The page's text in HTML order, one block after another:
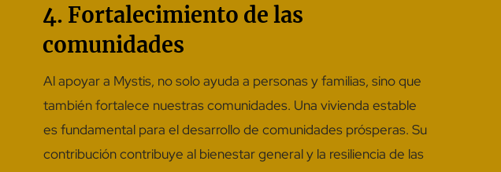
4. Fortalecimiento de las
comunidades
Al apoyar a Mystis, no solo ayuda a personas y familias, sino que
también fortalece nuestras comunidades. Una vivienda estable
es fundamental para el desarrollo de comunidades prósperas. Su
contribución contribuye al bienestar general y la resiliencia de las